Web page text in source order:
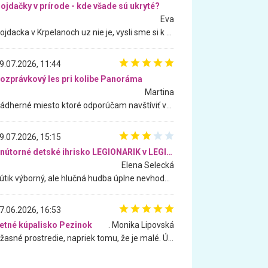
v prírode - kde všade sú ukryté?
Eva
11:44
les pri kolibe Panoráma
Martina
15:15
Vnútorné detské ihrisko LEGIONARIK v LEGIA Fitness
Elena Selecká
16:53
kúpalisko Pezinok
. Monika Lipovská